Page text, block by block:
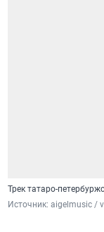
Трек татаро-
Источник: aigelmusic /